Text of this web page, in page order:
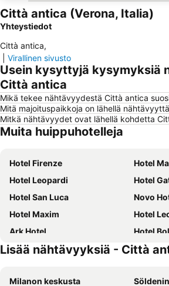
Città antica (Verona, Italia)
Yhteystiedot
Città antica,
Virallinen sivusto
Usein kysyttyjä kysymyksiä
Città antica
Mikä tekee nähtävyydestä Città antica
Mitä majoituspaikkoja on lähellä
Mitkä nähtävyydet ovat lähellä kohdetta
Muita huippuhotelleja
Hotel Firenze
Hotel
Hotel Leopardi
Hotel
Hotel San Luca
Novo
Hotel Maxim
Hotel
Ark Hotel
Hotel
Hotel San Marco Fitness Pool & Spa
Hotel Saccardi
B&B HOTEL Verona
Cavallo
Lisää nähtävyyksiä - Città
Milanon keskusta